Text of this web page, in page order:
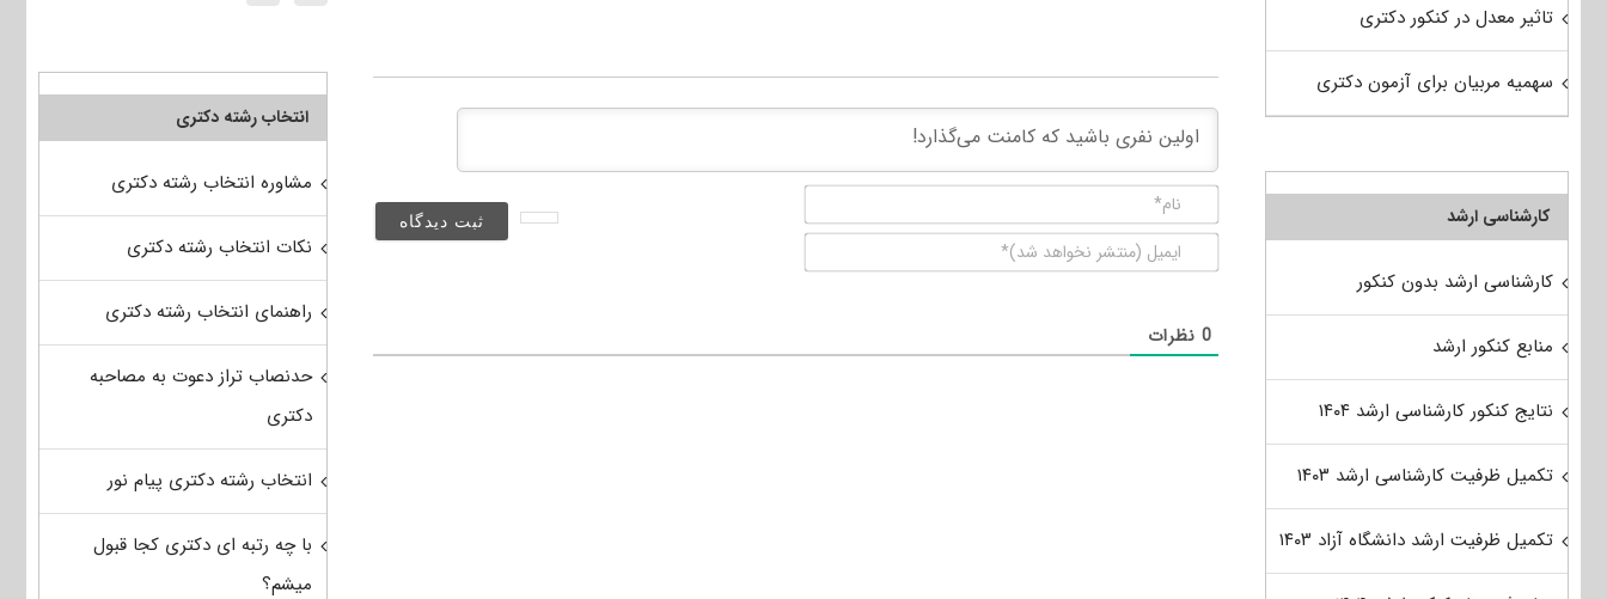
(منتشر
0نظرات
انتخاب رشته دکتری
مشاوره انتخاب رشته دکتری
نکات انتخاب رشته دکتری
راهنمای انتخاب رشته دکتری
حدنصاب تراز دعوت به مصاحبه
دکتری
انتخاب رشته دکتری پیام نور
با چه رتبه ای دکتری کجا قبول
میشم؟
تاثیر معدل در کنکور دکتری
سهمیه مربیان برای آزمون دکتری
کارشناسی ارشد
کارشناسی ارشد بدون کنکور
منابع کنکور ارشد
نتایج کنکور کارشناسی ارشد ۱۴۰۴
تکمیل ظرفیت کارشناسی ارشد ۱۴۰۳
تکمیل ظرفیت ارشد دانشگاه آزاد ۱۴۰۳